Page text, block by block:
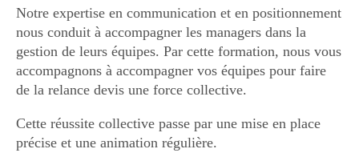
Notre expertise en communication et en positionnement
nous conduit à accompagner les managers dans la
gestion de leurs équipes. Par cette formation, nous vous
accompagnons à accompagner vos équipes pour faire
de la relance devis une force collective.
Cette réussite collective passe par une mise en place
précise et une animation régulière.